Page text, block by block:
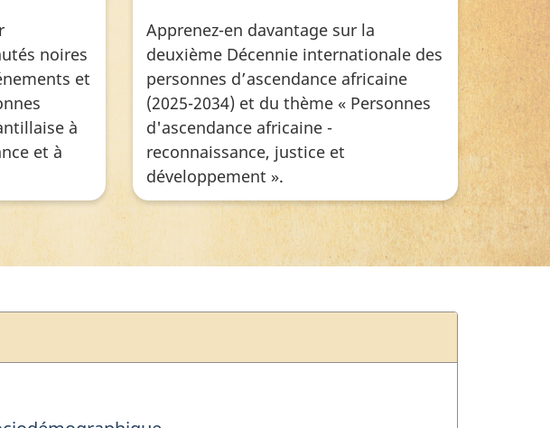
noires
et
à
et à
Apprenez-en davantage sur la
deuxième Décennie internationale des
personnes d’ascendance africaine
(2025-2034) et du thème « Personnes
d'ascendance africaine -
reconnaissance, justice et
développement ».